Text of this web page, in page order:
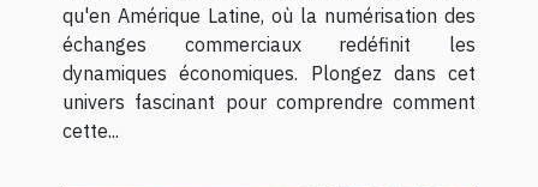
qu'en Amérique Latine, où la numérisation des
échanges commerciaux redéfinit les
dynamiques économiques. Plongez dans cet
univers fascinant pour comprendre comment
cette...